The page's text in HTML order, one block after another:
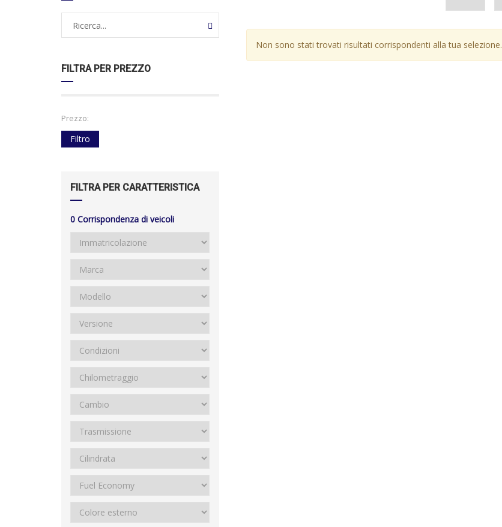
FILTRA PER PREZZO
Prezzo:
Filtro
FILTRA PER CARATTERISTICA
0 Corrispondenza di veicoli
Non sono stati trovati risultati corrispondenti alla tua selezione.